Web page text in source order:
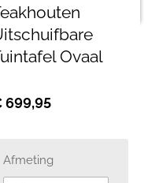
Ovaal
699,95
Afmeting